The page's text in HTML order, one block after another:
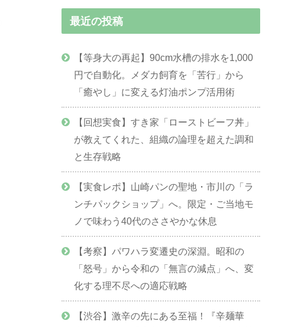
最近の投稿
【等身大の再起】90cm水槽の排水を1,000
円で自動化。メダカ飼育を「苦行」から
「癒やし」に変える灯油ポンプ活用術
【回想実食】すき家「ローストビーフ丼」
が教えてくれた、組織の論理を超えた調和
と生存戦略
【実食レポ】山崎パンの聖地・市川の「ラ
ンチパックショップ」へ。限定・ご当地モ
ノで味わう40代のささやかな休息
【考察】パワハラ変遷史の深淵。昭和の
「怒号」から令和の「無言の減点」へ、変
化する理不尽への適応戦略
【渋谷】激辛の先にある至福！『辛麺華